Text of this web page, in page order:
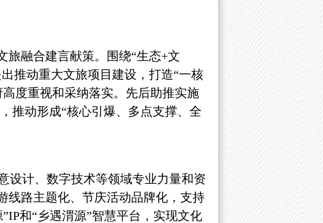
旅融合建言献策。围绕“生态+文
推动重大文旅项目建设，打造“一核
度重视和采纳落实。先后助推实施
推动形成“核心引爆、多点支撑、全
设计、数字技术等领域专业力量和资
线路主题化、节庆活动品牌化，支持
和“乡遇渭源”智慧平台，实现文化